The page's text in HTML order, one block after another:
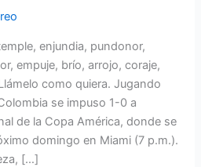
enjundia, pundonor,
empuje, brío, arrojo, coraje,
como quiera. Jugando
se impuso 1-0 a
de la Copa América, donde se
domingo en Miami (7 p.m.).
[…]